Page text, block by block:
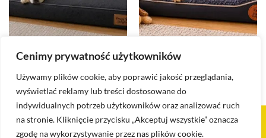
Cenimy prywatność użytkowników
Używamy plików cookie, aby poprawić jakość przeglądania,
wyświetlać reklamy lub treści dostosowane do
indywidualnych potrzeb użytkowników oraz analizować ruch
na stronie. Kliknięcie przycisku „Akceptuj wszystkie” oznacza
zgodę na wykorzystywanie przez nas plików cookie.
Materac dla psów alergików
Materac dla szczeniąt
Visa PayPal Stripe MasterCard
Cash